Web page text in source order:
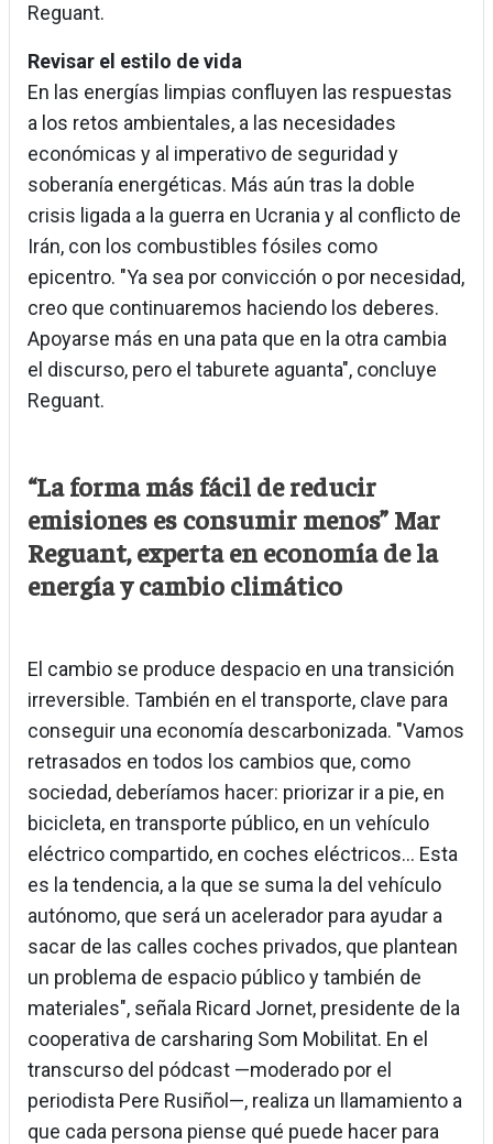
Reguant.
Revisar el estilo de vida
En las energías limpias confluyen las respuestas
a los retos ambientales, a las necesidades
económicas y al imperativo de seguridad y
soberanía energéticas. Más aún tras la doble
crisis ligada a la guerra en Ucrania y al conflicto de
Irán, con los combustibles fósiles como
epicentro. "Ya sea por convicción o por necesidad,
creo que continuaremos haciendo los deberes.
Apoyarse más en una pata que en la otra cambia
el discurso, pero el taburete aguanta", concluye
Reguant.
“La forma más fácil de reducir
emisiones es consumir menos” Mar
Reguant, experta en economía de la
energía y cambio climático
El cambio se produce despacio en una transición
irreversible. También en el transporte, clave para
conseguir una economía descarbonizada. "Vamos
retrasados en todos los cambios que, como
sociedad, deberíamos hacer: priorizar ir a pie, en
bicicleta, en transporte público, en un vehículo
eléctrico compartido, en coches eléctricos... Esta
es la tendencia, a la que se suma la del vehículo
autónomo, que será un acelerador para ayudar a
sacar de las calles coches privados, que plantean
un problema de espacio público y también de
materiales", señala Ricard Jornet, presidente de la
cooperativa de carsharing Som Mobilitat. En el
transcurso del pódcast —moderado por el
periodista Pere Rusiñol—, realiza un llamamiento a
que cada persona piense qué puede hacer para